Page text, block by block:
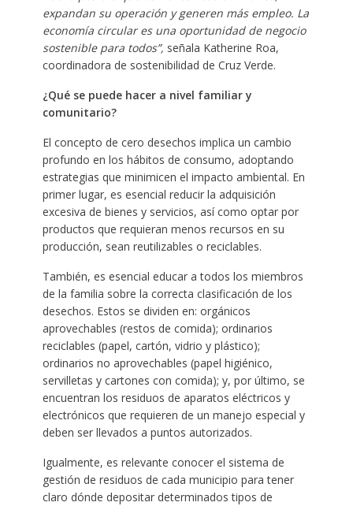
expandan su operación y generen más empleo. La
economía circular es una oportunidad de negocio
sostenible para todos”, señala Katherine Roa,
coordinadora de sostenibilidad de Cruz Verde.
¿Qué se puede hacer a nivel familiar y
comunitario?
El concepto de cero desechos implica un cambio
profundo en los hábitos de consumo, adoptando
estrategias que minimicen el impacto ambiental. En
primer lugar, es esencial reducir la adquisición
excesiva de bienes y servicios, así como optar por
productos que requieran menos recursos en su
producción, sean reutilizables o reciclables.
También, es esencial educar a todos los miembros
de la familia sobre la correcta clasificación de los
desechos. Estos se dividen en: orgánicos
aprovechables (restos de comida); ordinarios
reciclables (papel, cartón, vidrio y plástico);
ordinarios no aprovechables (papel higiénico,
servilletas y cartones con comida); y, por último, se
encuentran los residuos de aparatos eléctricos y
electrónicos que requieren de un manejo especial y
deben ser llevados a puntos autorizados.
Igualmente, es relevante conocer el sistema de
gestión de residuos de cada municipio para tener
claro dónde depositar determinados tipos de